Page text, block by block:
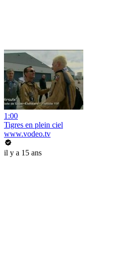
1:00
Tigres en plein ciel
www.vodeo.tv
il y a 15 ans